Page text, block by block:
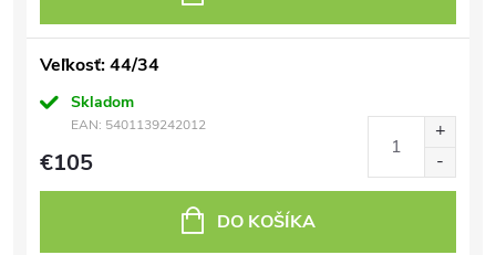
Veľkosť: 44/34
Skladom
EAN: 5401139242012
€105
DO KOŠÍKA